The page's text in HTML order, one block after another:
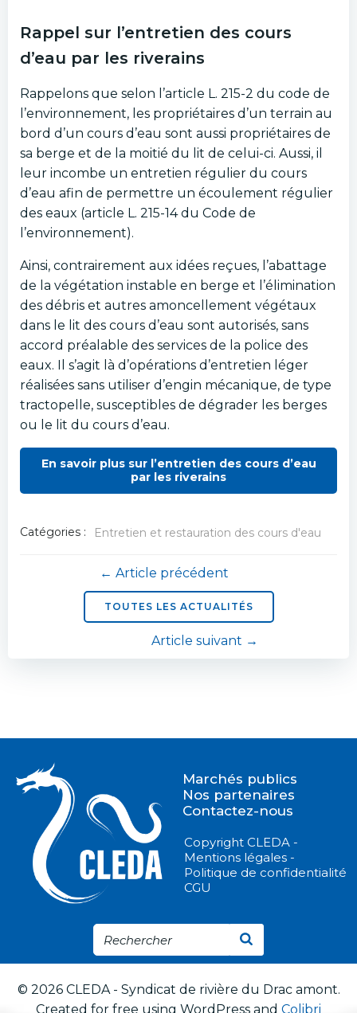
Rappel sur l’entretien des cours
d’eau par les riverains
Rappelons que selon l’article L. 215-2 du code de
l’environnement, les propriétaires d’un terrain au
bord d’un cours d’eau sont aussi propriétaires de
sa berge et de la moitié du lit de celui-ci. Aussi, il
leur incombe un entretien régulier du cours
d’eau afin de permettre un écoulement régulier
des eaux (article L. 215-14 du Code de
l’environnement).
Ainsi, contrairement aux idées reçues, l’abattage
de la végétation instable en berge et l’élimination
des débris et autres amoncellement végétaux
dans le lit des cours d’eau sont autorisés, sans
accord préalable des services de la police des
eaux. Il s’agit là d’opérations d’entretien léger
réalisées sans utiliser d’engin mécanique, de type
tractopelle, susceptibles de dégrader les berges
ou le lit du cours d’eau.
En savoir plus sur l’entretien des cours d’eau
par les riverains
Catégories : Entretien et restauration des cours d'eau
Navigation
de
l’article
← Article précédent
TOUTES LES ACTUALITÉS
Navigation
Article suivant →
Marchés publics
Nos partenaires
Contactez-nous
Copyright CLEDA -
Mentions légales -
Politique de confidentialité
CGU
© 2026 CLEDA - Syndicat de rivière du Drac amont.
Created for free using WordPress and Colibri